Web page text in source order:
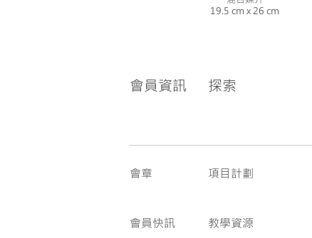
19.5 cm x 26 cm
會員資訊 探索
會章
會員快訊
項目計劃
教學資源